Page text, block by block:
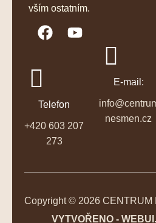
vším ostatním.
Telefon
+420 603 207
273
E-mail:
nesmen.cz
Copyright © 2026 CENTRUM
VYTVOŘENO -